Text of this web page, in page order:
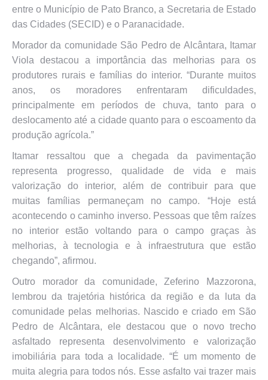
entre o Município de Pato Branco, a Secretaria de Estado
das Cidades (SECID) e o Paranacidade.
Morador da comunidade São Pedro de Alcântara, Itamar
Viola destacou a importância das melhorias para os
produtores rurais e famílias do interior. “Durante muitos
anos, os moradores enfrentaram dificuldades,
principalmente em períodos de chuva, tanto para o
deslocamento até a cidade quanto para o escoamento da
produção agrícola.”
Itamar ressaltou que a chegada da pavimentação
representa progresso, qualidade de vida e mais
valorização do interior, além de contribuir para que
muitas famílias permaneçam no campo. “Hoje está
acontecendo o caminho inverso. Pessoas que têm raízes
no interior estão voltando para o campo graças às
melhorias, à tecnologia e à infraestrutura que estão
chegando”, afirmou.
Outro morador da comunidade, Zeferino Mazzorona,
lembrou da trajetória histórica da região e da luta da
comunidade pelas melhorias. Nascido e criado em São
Pedro de Alcântara, ele destacou que o novo trecho
asfaltado representa desenvolvimento e valorização
imobiliária para toda a localidade. “É um momento de
muita alegria para todos nós. Esse asfalto vai trazer mais